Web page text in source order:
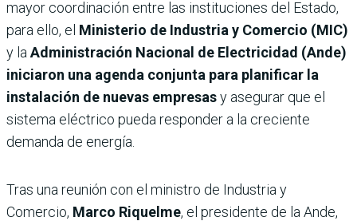
mayor coordinación entre las instituciones del Estado,
para ello, el Ministerio de Industria y Comercio (MIC)
y la Administración Nacional de Electricidad (Ande)
iniciaron una agenda conjunta para planificar la
instalación de nuevas empresasy asegurar que el
sistema eléctrico pueda responder a la creciente
demanda de energía.
Tras una reunión con el ministro de Industria y
Comercio, Marco Riquelme, el presidente de la Ande,